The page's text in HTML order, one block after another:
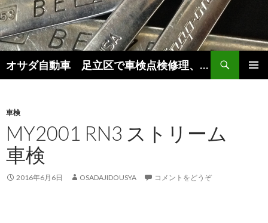
オサダ自動車 足立区で車検点検修理、新車中古車販売をしています。
索
ン
ツ
へ
移
動
車検
MY2001 RN3 ストリーム
車検
2016年6月6日 OSADAJIDOUSYA コメントをどうぞ